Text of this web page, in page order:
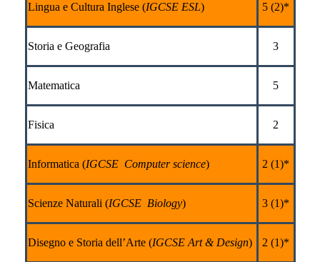
Lingua e Cultura Inglese (IGCSE ESL) 5 (2)*
Storia e Geografia 3
Matematica 5
Fisica 2
Informatica (IGCSE Computer science) 2 (1)*
Scienze Naturali (IGCSE Biology) 3 (1)*
Disegno e Storia dell’Arte (IGCSE Art & Design) 2 (1)*